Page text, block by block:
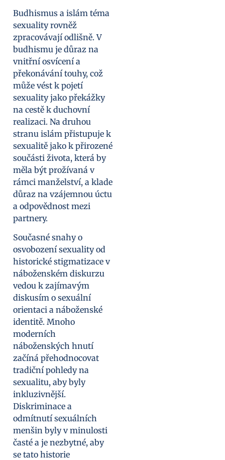
Budhismus a islám téma
sexuality rovněž
zpracovávají odlišně. V
budhismu je důraz na
vnitřní osvícení a
překonávání touhy, což
může vést k pojetí
sexuality jako překážky
na cestě k duchovní
realizaci. Na druhou
stranu islám přistupuje k
sexualitě jako k přirozené
součásti života, která by
měla být prožívaná v
rámci manželství, a klade
důraz na vzájemnou úctu
a odpovědnost mezi
partnery.
Současné snahy o
osvobození sexuality od
historické stigmatizace v
náboženském diskurzu
vedou k zajímavým
diskusím o sexuální
orientaci a náboženské
identitě. Mnoho
moderních
náboženských hnutí
začíná přehodnocovat
tradiční pohledy na
sexualitu, aby byly
inkluzivnější.
Diskriminace a
odmítnutí sexuálních
menšin byly v minulosti
časté a je nezbytné, aby
se tato historie